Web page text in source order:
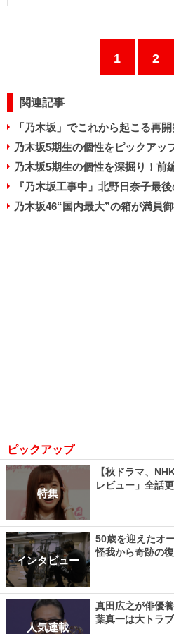
1 2
関連記事
「乃木坂」でこれから起こる再
乃木坂5期生の個性をピックアッ
乃木坂5期生の個性を深掘り！前
『乃木坂工事中』北野日奈子最
乃木坂46“国内最大”の箱が満員御
ピックアップ
特集
【秋ドラマ、
レビュー」全話更
インタビュー
50歳を迎えたオ
怪我から奇跡の
人気連載
真田広之が俳優
葉真一は大トラ